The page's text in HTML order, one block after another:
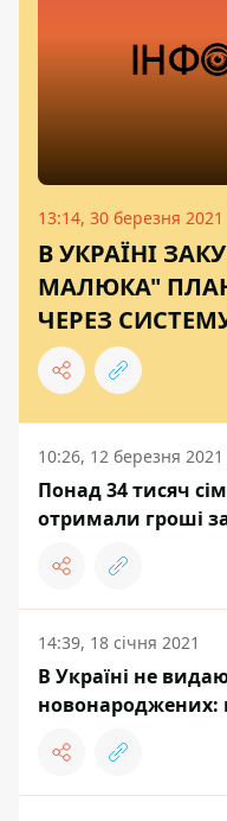
13:14, 30 березня 2021
В УКРАЇНІ
МАЛЮКА"
ЧЕРЕЗ СИСТЕМУ
10:26, 12 березня 2021
Понад 34 тисяч
отримали гроші
14:39, 18 січня 2021
В Україні не
новонароджених: